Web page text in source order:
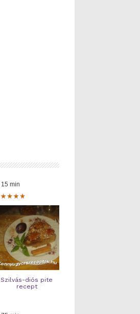
15 min
Szilvás-diós pite
recept